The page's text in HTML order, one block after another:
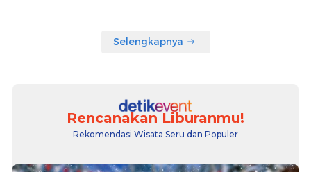
Selengkapnya
Rencanakan Liburanmu!
Rekomendasi Wisata Seru dan Populer